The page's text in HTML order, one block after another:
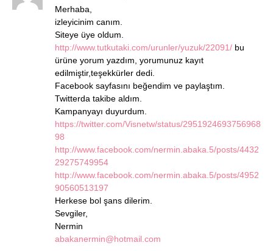
Merhaba,
izleyicinim canım.
Siteye üye oldum.
http://www.tutkutaki.com/urunler/yuzuk/22091/ bu
ürüne yorum yazdım, yorumunuz kayıt
edilmiştir,teşekkürler dedi.
Facebook sayfasını beğendim ve paylaştım.
Twitterda takibe aldım.
Kampanyayı duyurdum.
https://twitter.com/Visnetw/status/2951924693756968
98
http://www.facebook.com/nermin.abaka.5/posts/4432
29275749954
http://www.facebook.com/nermin.abaka.5/posts/4952
90560513197
Herkese bol şans dilerim.
Sevgiler,
Nermin
abakanermin@hotmail.com